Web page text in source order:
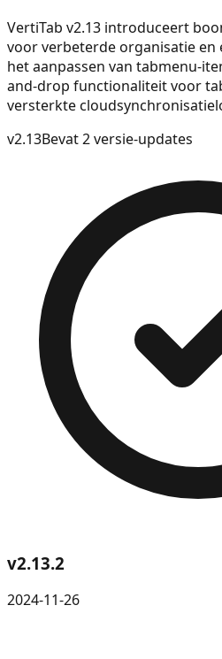
VertiTab v2.13 introduceert
voor verbeterde organisatie
het aanpassen van tabmenu-
and-drop functionaliteit voor
versterkte
v2.13Bevat 2 versie-updates
v2.13.2
2024-11-26